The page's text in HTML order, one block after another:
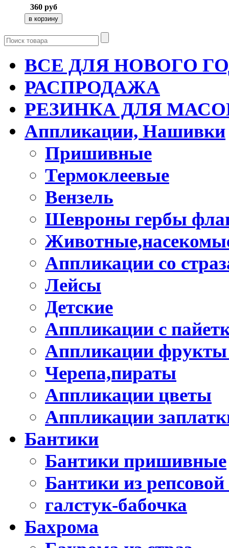
360 руб
ВСЕ ДЛЯ НОВОГО
РАСПРОДАЖА
РЕЗИНКА ДЛЯ
Аппликации, Нашивки
Пришивные
Термоклеевые
Вензель
Шевроны гербы
Аппликации со
Лейсы
Детские
Аппликации с
Аппликации
Черепа,пираты
Аппликации цветы
Аппликации
Бантики
Бантики пришивные
Бантики из
галстук-бабочка
Бахрома